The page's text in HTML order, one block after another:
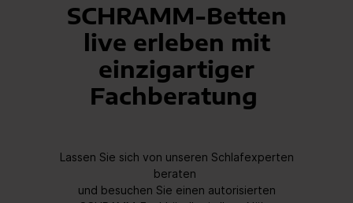
SCHRAMM-Betten
live erleben mit
einzigartiger
Fachberatung
Lassen Sie sich von unseren Schlafexperten
beraten
und besuchen Sie einen autorisierten